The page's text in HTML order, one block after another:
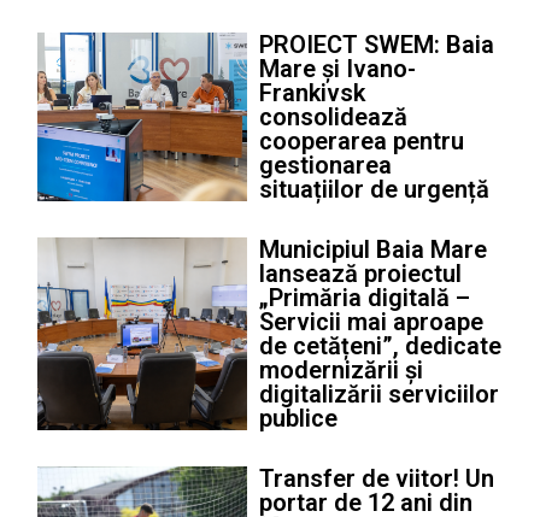
PROIECT SWEM: Baia
Mare și Ivano-
Frankivsk
consolidează
cooperarea pentru
gestionarea
situațiilor de urgență
Municipiul Baia Mare
lansează proiectul
„Primăria digitală –
Servicii mai aproape
de cetățeni”, dedicate
modernizării și
digitalizării serviciilor
publice
Transfer de viitor! Un
portar de 12 ani din